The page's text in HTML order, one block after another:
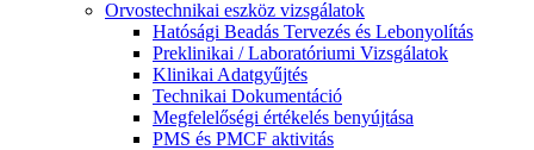
Orvostechnikai eszköz vizsgálatok
Hatósági Beadás Tervezés és Lebonyolítás
Preklinikai / Laboratóriumi Vizsgálatok
Klinikai Adatgyűjtés
Technikai Dokumentáció
Megfelelőségi értékelés benyújtása
PMS és PMCF aktivitás